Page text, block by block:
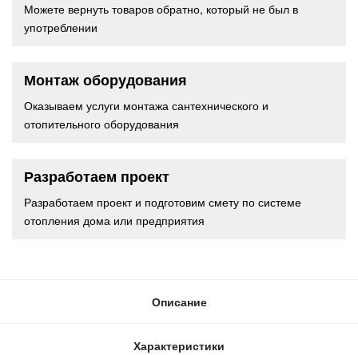
Можете вернуть товаров обратно, который не был в
употреблении
Монтаж оборудования
Оказываем услуги монтажа сантехнического и
отопительного оборудования
Разработаем проект
Разработаем проект и подготовим смету по системе
отопления дома или предприятия
Описание
Характеристики